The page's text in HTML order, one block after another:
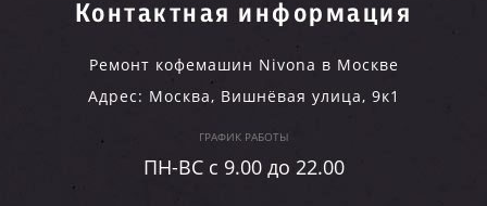
Контактная информация
Ремонт кофемашин Nivona в Москве
Адрес: Москва, Вишнёвая улица, 9к1
ГРАФИК РАБОТЫ
ПН-ВC c 9.00 до 22.00